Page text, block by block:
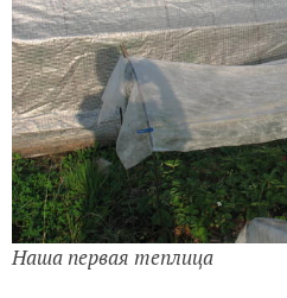
Наша первая теплица